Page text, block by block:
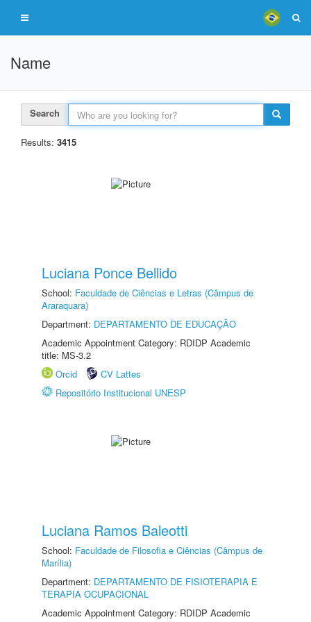
Name
Search
Results: 3415
Luciana Ponce Bellido
School: Faculdade de Ciências e Letras (Câmpus de
Araraquara)
Department: DEPARTAMENTO DE EDUCAÇÃO
Academic Appointment Category: RDIDP Academic
title: MS-3.2
Orcid
CV Lattes
Repositório Institucional UNESP
Luciana Ramos Baleotti
School: Faculdade de Filosofia e Ciências (Câmpus de
Marília)
Department: DEPARTAMENTO DE FISIOTERAPIA E
TERAPIA OCUPACIONAL
Academic Appointment Category: RDIDP Academic